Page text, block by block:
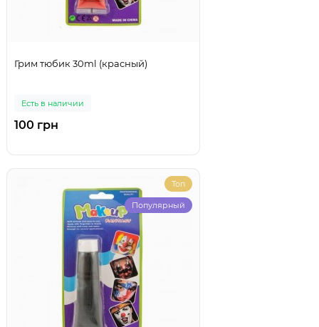
Грим тюбик 30ml (красный)
Есть в наличии
100 грн
Топ
Популярный